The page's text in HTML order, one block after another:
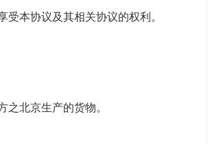
本协议及其相关协议的权利。
北京生产的货物。